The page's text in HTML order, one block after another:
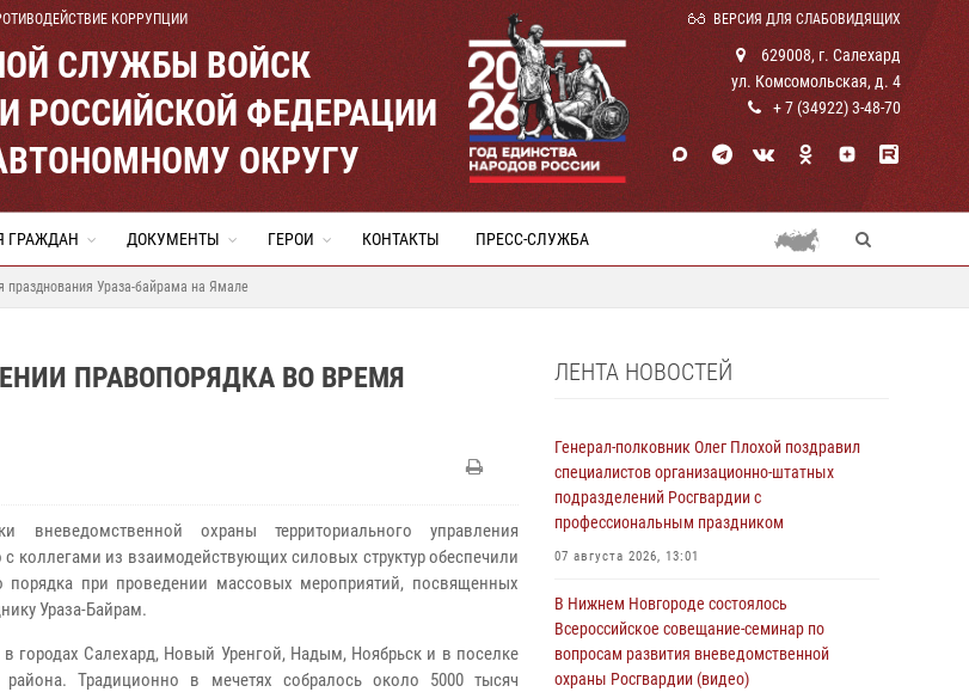
КОРРУПЦИИ ВЕРСИЯ ДЛЯ СЛАБОВИДЯЩИХ
СЛУЖБЫ ВОЙСК
РОССИЙСКОЙ ФЕДЕРАЦИИ
ОКРУГУ
629008, г. Салехард
ул. Комсомольская, д. 4
+ 7 (34922) 3-48-70
ГРАЖДАН ДОКУМЕНТЫ ГЕРОИ КОНТАКТЫ ПРЕСС-СЛУЖБА
празднования Ураза-байрама на Ямале
ПРАВОПОРЯДКА ВО ВРЕМЯ
вневедомственной охраны территориального управления
коллегами из взаимодействующих силовых структур обеспечили
порядка при проведении массовых мероприятий, посвященных
Ураза-Байрам.
городах Салехард, Новый Уренгой, Надым, Ноябрьск и в поселке
Традиционно в мечетях собралось около 5000 тысяч
ЛЕНТА НОВОСТЕЙ
Генерал-полковник Олег Плохой поздравил
специалистов организационно-штатных
подразделений Росгвардии с
профессиональным праздником
07 августа 2026, 13:01
В Нижнем Новгороде состоялось
Всероссийское совещание-семинар по
вопросам развития вневедомственной
охраны Росгвардии (видео)